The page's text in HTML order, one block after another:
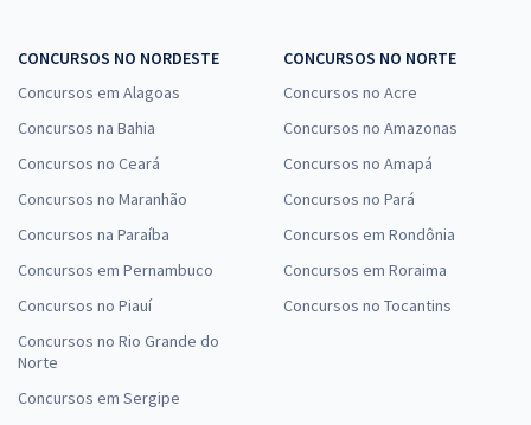
CONCURSOS NO NORDESTE
Concursos em Alagoas
Concursos na Bahia
Concursos no Ceará
Concursos no Maranhão
Concursos na Paraíba
Concursos em Pernambuco
Concursos no Piauí
Concursos no Rio Grande do
Norte
Concursos em Sergipe
CONCURSOS NO NORTE
Concursos no Acre
Concursos no Amazonas
Concursos no Amapá
Concursos no Pará
Concursos em Rondônia
Concursos em Roraima
Concursos no Tocantins